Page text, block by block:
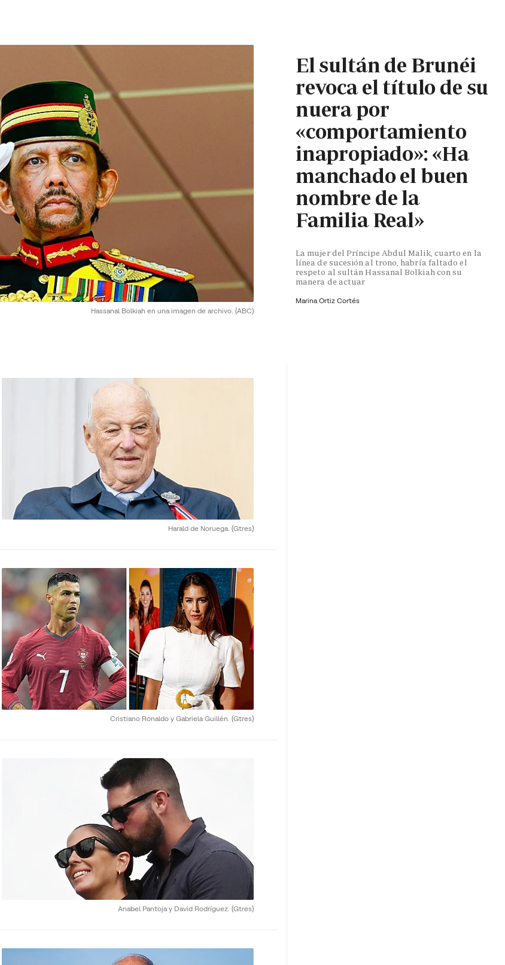
Hassanal Bolkiah en una imagen de archivo. (ABC)
El sultán de Brunéi
revoca el título de su
nuera por
«comportamiento
inapropiado»: «Ha
manchado el buen
nombre de la
Familia Real»
La mujer del Príncipe Abdul Malik, cuarto en la
línea de sucesión al trono, habría faltado el
respeto al sultán Hassanal Bolkiah con su
manera de actuar
Marina Ortiz Cortés
Harald de Noruega. (Gtres)
Cristiano Ronaldo y Gabriela Guillén. (Gtres)
Anabel Pantoja y David Rodríguez. (Gtres)